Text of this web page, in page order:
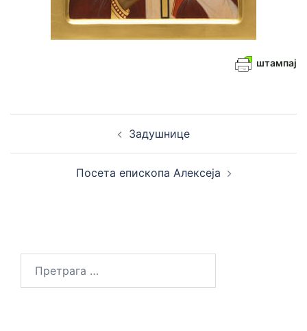
штампај
Задушнице
Посета епископа Алексеја